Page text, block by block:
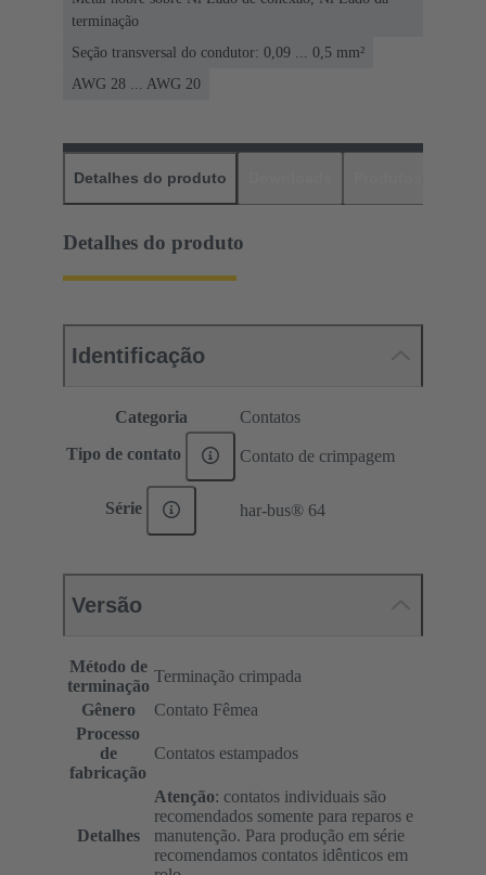
terminação
Seção transversal do condutor: 0,09 ... 0,5 mm²
AWG 28 ... AWG 20
Detalhes do produto
Detalhes do produto
Identificação
Categoria Contatos
Tipo de contato Contato de crimpagem
Série har-bus® 64
Versão
Método de
terminação
Terminação crimpada
Gênero
Contato Fêmea
Processo
de
fabricação
Contatos estampados
Detalhes
Atenção: contatos individuais são
recomendados somente para reparos e
manutenção. Para produção em série
recomendamos contatos idênticos em